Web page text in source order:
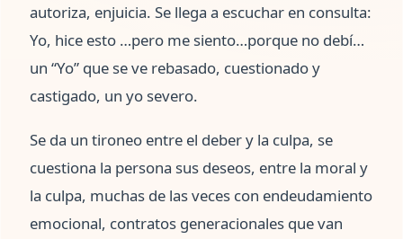
autoriza, enjuicia. Se llega a escuchar en consulta:
Yo, hice esto …pero me siento…porque no debí…
un “Yo” que se ve rebasado, cuestionado y
castigado, un yo severo.
Se da un tironeo entre el deber y la culpa, se
cuestiona la persona sus deseos, entre la moral y
la culpa, muchas de las veces con endeudamiento
emocional, contratos generacionales que van